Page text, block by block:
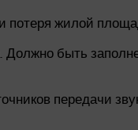
потеря жилой
быть
передачи